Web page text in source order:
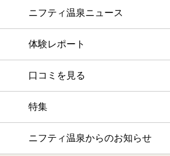
ニフティ温泉ニュース
体験レポート
口コミを見る
特集
ニフティ温泉からのお知らせ